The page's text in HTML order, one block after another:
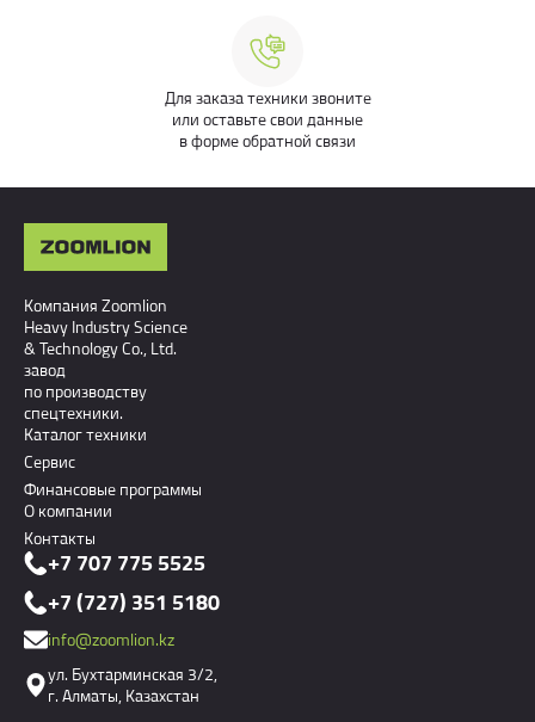
Для заказа техники звоните
или оставьте свои данные
в форме обратной связи
Компания Zoomlion
Heavy Industry Science
& Technology Co., Ltd.
завод
по производству
спецтехники.
Каталог техники
Сервис
Финансовые программы
О компании
Контакты
+7 707 775 5525
+7 (727) 351 5180
info@zoomlion.kz
ул. Бухтарминская 3/2,
г. Алматы, Казахстан